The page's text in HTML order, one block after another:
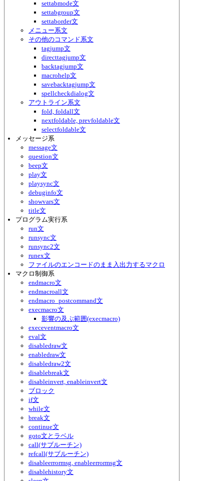
settabmode文
settabgroup文
settaborder文
メニュー系文
その他のコマンド系文
tagjump文
directtagjump文
backtagjump文
macrohelp文
savebacktagjump文
spellcheckdialog文
アウトライン系文
fold, foldall文
nextfoldable, prevfoldable文
selectfoldable文
メッセージ系
message文
question文
beep文
play文
playsync文
debuginfo文
showvars文
title文
プログラム実行系
run文
runsync文
runsync2文
runex文
ファイルのエンコードのまま入出力するマクロ
マクロ制御系
endmacro文
endmacroall文
endmacro_postcommand文
execmacro文
影響の及ぶ範囲(execmacro)
execeventmacro文
eval文
disabledraw文
enabledraw文
disabledraw2文
disablebreak文
disableinvert, enableinvert文
ブロック
if文
while文
break文
continue文
goto文とラベル
call(サブルーチン)
refcall(サブルーチン)
disableerrormsg, enableerrormsg文
disablehistory文